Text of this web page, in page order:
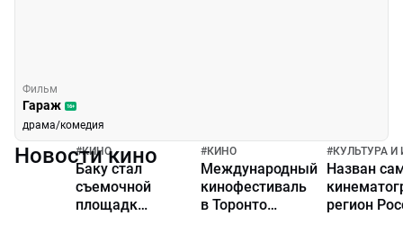
Фильм
Гараж 16+
драма/комедия
Новости кино
#КИНО
Баку стал
съемочной
площадкой
#КИНО
Международный
кинофестиваль
в Торонто
#КУЛЬТУРА И
Назван
регион